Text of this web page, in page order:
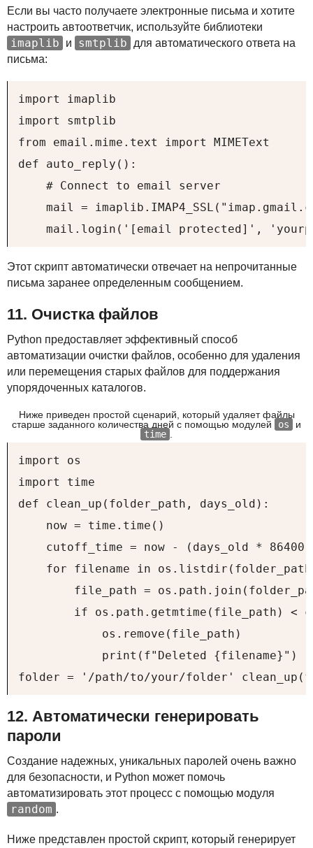
Если вы часто получаете электронные письма и хотите
настроить автоответчик, используйте библиотеки
imaplib и smtplib
для автоматического ответа на
письма:
import imaplib
import smtplib
from email.mime.text import MIMEText
def auto_reply():
    # Connect to email server
mail =
mail.login('[email protected]',
Этот скрипт автоматически отвечает на непрочитанные
письма заранее определенным сообщением.
11. Очистка файлов
Python предоставляет эффективный способ
автоматизации очистки файлов, особенно для удаления
или перемещения старых файлов для поддержания
упорядоченных каталогов.
Ниже приведен простой сценарий, который удаляет файлы
старше заданного количества дней с помощью модулей
os
и
time .
import os
import time
def clean_up(folder_path, days_old):
    now = time.time()
cutoff_time = now - (days_old *
for filename in
file_path =
if os.path.getmtime(file_path) <
            os.remove(file_path)
            print(f"Deleted {filename}")
folder = '/path/to/your/folder'
12. Автоматически генерировать
пароли
Создание надежных, уникальных паролей очень важно
для безопасности, и Python может помочь
автоматизировать этот процесс с помощью модуля
random .
Ниже представлен простой скрипт, который генерирует